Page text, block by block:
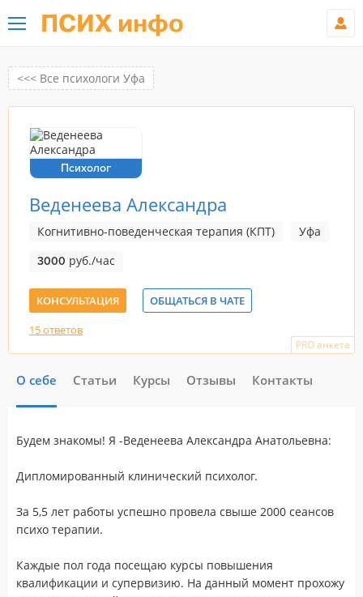
ПСИХ инфо
<<< Все психологи Уфа
Психолог
Веденеева Александра
Когнитивно-поведенческая терапия (КПТ) Уфа
3000 руб./час
КОНСУЛЬТАЦИЯ
ОБЩАТЬСЯ В ЧАТЕ
15 ответов
PRO анкета
О себе Статьи Курсы Отзывы Контакты
Будем знакомы! Я -Веденеева Александра Анатольевна:
Дипломированный клинический психолог.
За 5,5 лет работы успешно провела свыше 2000 сеансов
психо терапии.
Каждые пол года посещаю курсы повышения
квалификации и супервизию. На данный момент прохожу